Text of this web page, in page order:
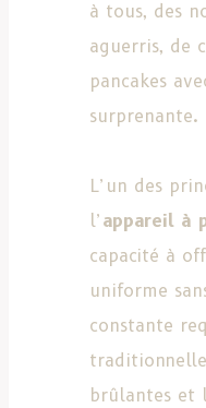
à tous, des
aguerris, de
pancakes
surprenante.
L’un des
l’ appareil à
capacité à
uniforme
constante
brûlantes et